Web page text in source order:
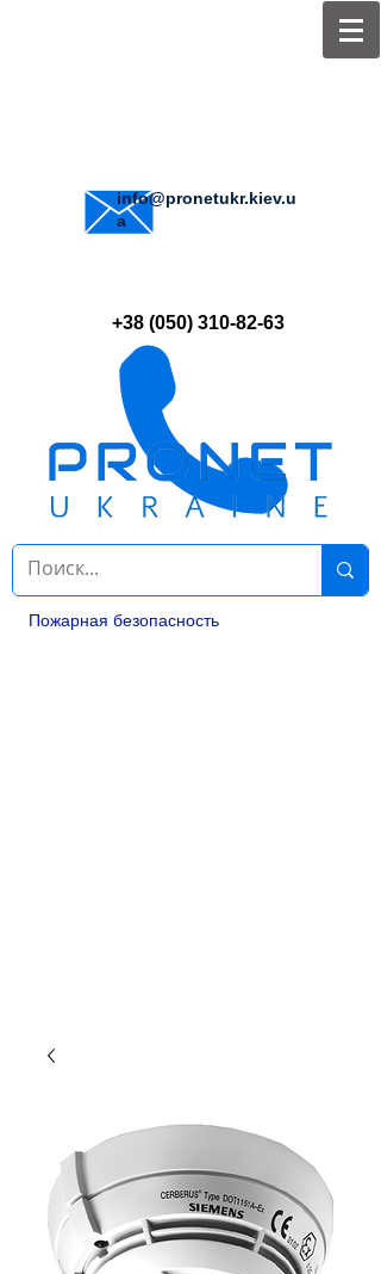
info@pronetukr.kiev.u
a
+38 (050) 310-82-63
Пожарная безопасность